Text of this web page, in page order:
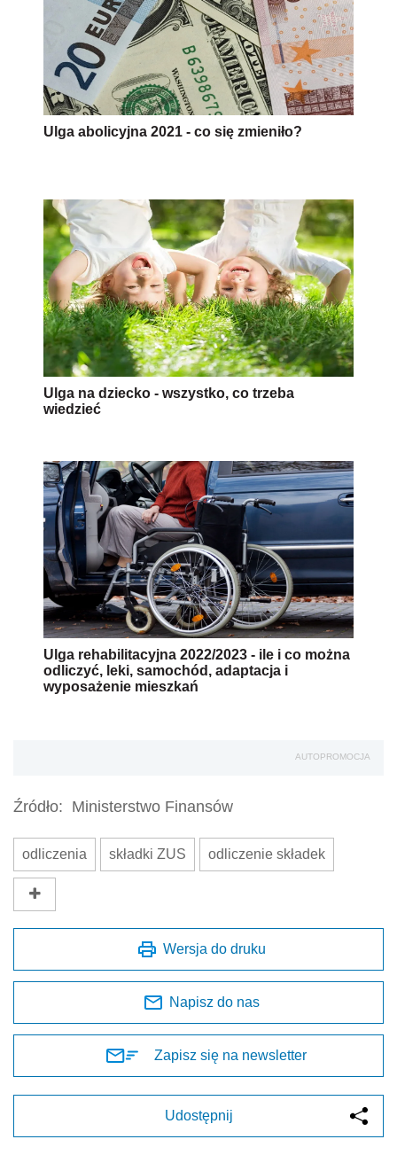
Ulga abolicyjna 2021 - co się zmieniło?
Ulga na dziecko - wszystko, co trzeba
wiedzieć
Ulga rehabilitacyjna 2022/2023 - ile i co można
odliczyć, leki, samochód, adaptacja i
wyposażenie mieszkań
AUTOPROMOCJA
Źródło: Ministerstwo Finansów
odliczenia składki ZUS odliczenie składek
Wersja do druku
Napisz do nas
Zapisz się na newsletter
Udostępnij